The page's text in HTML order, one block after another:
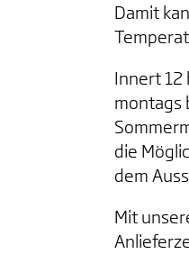
Damit
Innert 12
montags
die
dem
Mit